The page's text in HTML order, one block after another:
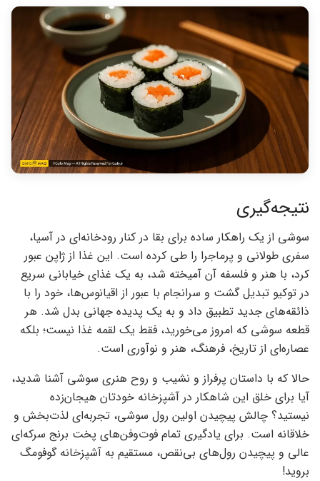
نتیجه‌گیری
سوشی از یک راهکار ساده برای بقا در کنار رودخانه‌ای در آسیا،
سفری طولانی و پرماجرا را طی کرده است. این غذا از ژاپن عبور
کرد، با هنر و فلسفه آن آمیخته شد، به یک غذای خیابانی سریع
در توکیو تبدیل گشت و سرانجام با عبور از اقیانوس‌ها، خود را با
ذائقه‌های جدید تطبیق داد و به یک پدیده جهانی بدل شد. هر
قطعه سوشی که امروز می‌خورید، فقط یک لقمه غذا نیست؛ بلکه
عصاره‌ای از تاریخ، فرهنگ، هنر و نوآوری است.
حالا که با داستان پرفراز و نشیب و روح هنری سوشی آشنا شدید،
آیا برای خلق این شاهکار در آشپزخانه خودتان هیجان‌زده
نیستید؟ چالش پیچیدن اولین رول سوشی، تجربه‌ای لذت‌بخش و
خلاقانه است. برای یادگیری تمام فوت‌وفن‌های پخت برنج سرکه‌ای
عالی و پیچیدن رول‌های بی‌نقص، مستقیم به آشپزخانه گوفومگ
بروید!